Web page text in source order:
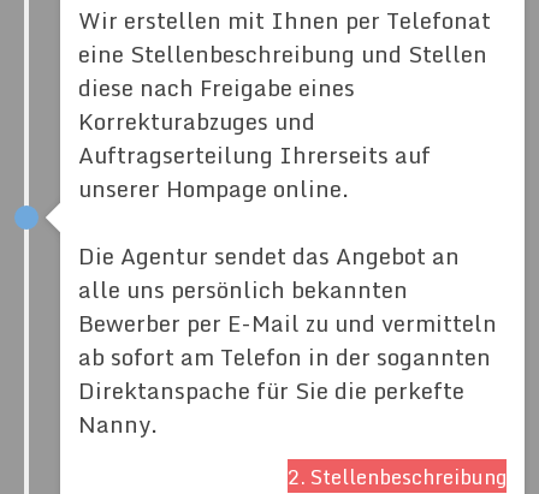
Wir erstellen mit Ihnen per Telefonat
eine Stellenbeschreibung und Stellen
diese nach Freigabe eines
Korrekturabzuges und
Auftragserteilung Ihrerseits auf
unserer Hompage online.
Die Agentur sendet das Angebot an
alle uns persönlich bekannten
Bewerber per E-Mail zu und vermitteln
ab sofort am Telefon in der sogannten
Direktanspache für Sie die perkefte
Nanny.
2. Stellenbeschreibung